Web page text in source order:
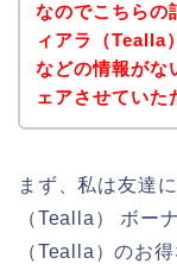
なのでこちらの
ィアラ（Tealla
などの情報がな
ェアさせていた
まず、私は友達
（Tealla） ボー
（Tealla）のお